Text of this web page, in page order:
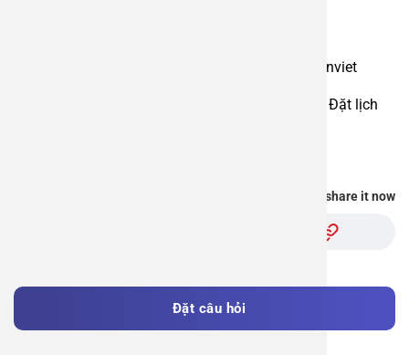
Fanpage: https://www.facebook.com/benhvienanviet
Tải APP Bệnh viện An Việt để “Tra cứu kết quả – Đặt lịch
You find this information useful, share it now
Đặt câu hỏi